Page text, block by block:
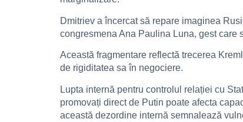
Dmitriev a încercat să repare imaginea
congresmena Ana Paulina Luna, gest care
Această fragmentare reflectă trecerea
de rigiditatea sa în negociere.
Lupta internă pentru controlul relației cu
promovați direct de Putin poate afecta
această dezordine internă semnalează